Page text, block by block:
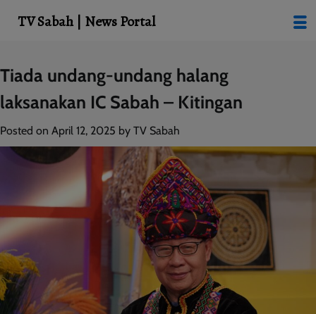
Skip
to
content
Tiada undang-undang halang
laksanakan IC Sabah – Kitingan
Posted on April 12, 2025 by TV Sabah
TV Sabah | News Portal